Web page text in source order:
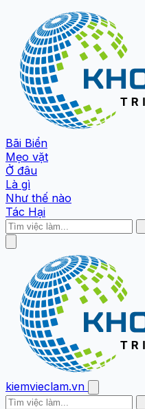
Bãi Biển
Mẹo vặt
Ở đâu
Là gì
Như thế nào
Tác Hại
kiemvieclam.vn